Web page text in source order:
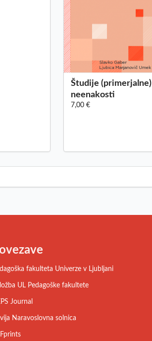
Študije (primerjalne)
neenakosti
7,00 €
fakulteta Univerze v Ljubljani
UL Pedagoške fakultete
Journal
Naravoslovna solnica